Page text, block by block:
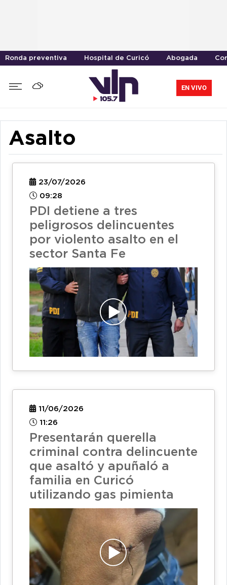
Ronda preventiva Hospital de Curicó Abogada
EN VIVO
Asalto
23/07/2026
09:28
PDI detiene a tres
peligrosos delincuentes
por violento asalto en el
sector Santa Fe
11/06/2026
11:26
Presentarán querella
criminal contra delincuente
que asaltó y apuñaló a
familia en Curicó
utilizando gas pimienta